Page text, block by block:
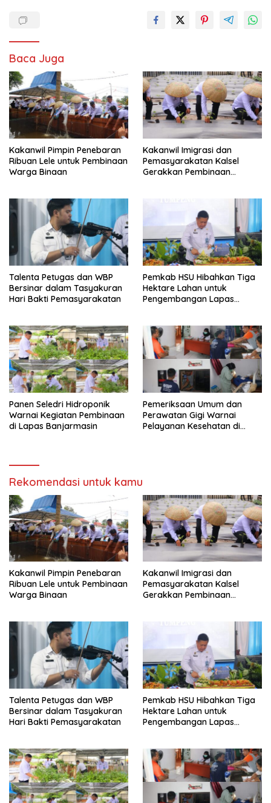
Baca Juga
Kakanwil Pimpin Penebaran
Ribuan Lele untuk Pembinaan
Warga Binaan
Kakanwil Imigrasi dan
Pemasyarakatan Kalsel
Gerakkan Pembinaan
Talenta Petugas dan WBP
Bersinar dalam Tasyakuran
Hari Bakti Pemasyarakatan
Pemkab HSU Hibahkan Tiga
Hektare Lahan untuk
Pengembangan Lapas
Panen Seledri Hidroponik
Warnai Kegiatan Pembinaan
di Lapas Banjarmasin
Pemeriksaan Umum dan
Perawatan Gigi Warnai
Pelayanan Kesehatan di
Rekomendasi untuk kamu
Kakanwil Pimpin Penebaran
Ribuan Lele untuk Pembinaan
Warga Binaan
Kakanwil Imigrasi dan
Pemasyarakatan Kalsel
Gerakkan Pembinaan
Talenta Petugas dan WBP
Bersinar dalam Tasyakuran
Hari Bakti Pemasyarakatan
Pemkab HSU Hibahkan Tiga
Hektare Lahan untuk
Pengembangan Lapas